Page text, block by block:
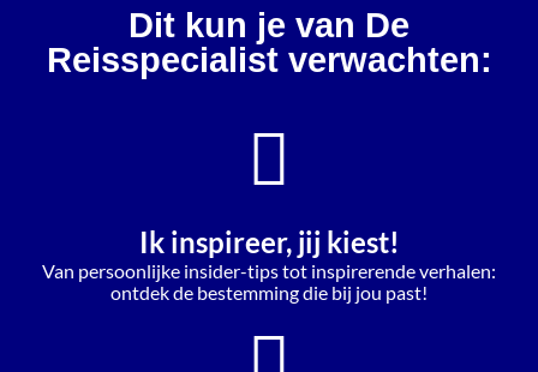
Dit kun je van De
Reisspecialist verwachten:
Ik inspireer, jij kiest!
Van persoonlijke insider-tips tot inspirerende verhalen:
ontdek de bestemming die bij jou past!